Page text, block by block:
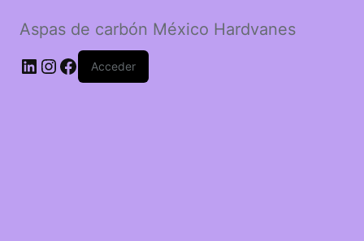
Aspas de carbón México Hardvanes
LinkedIn
Instagram
Facebook
Acceder